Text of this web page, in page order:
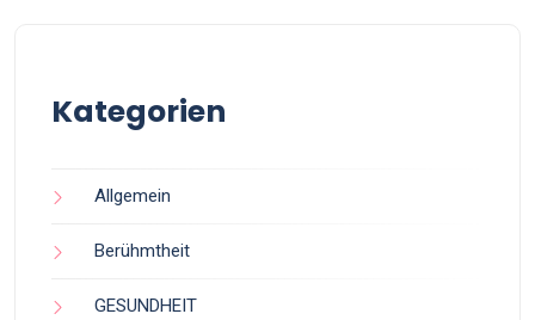
Kategorien
Allgemein
Berühmtheit
GESUNDHEIT